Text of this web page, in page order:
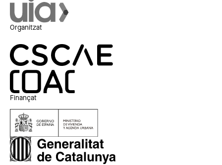
Organitzat
Finançat